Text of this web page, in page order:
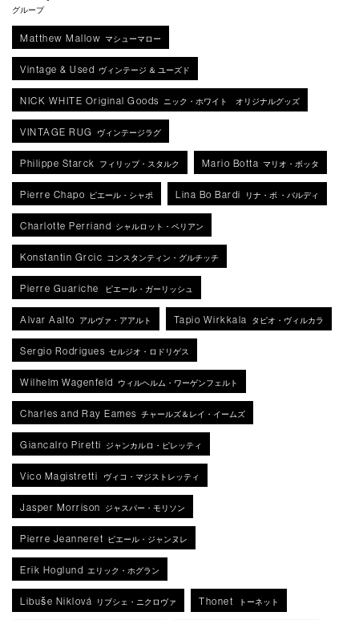
グループ
Matthew Mallow マシューマロー
Vintage & Used ヴィンテージ ＆ ユーズド
NICK WHITE Original Goods ニック・ホワイト オリジナルグッズ
VINTAGE RUG ヴィンテージラグ
Philippe Starck フィリップ・スタルク Mario Botta マリオ・ボッタ
Pierre Chapo ピエール・シャポ Lina Bo Bardi リナ・ボ ・バルディ
Charlotte Perriand シャルロット・ペリアン
Konstantin Grcic コンスタンティン・グルチッチ
Pierre Guariche ピエール・ガーリッシュ
Alvar Aalto アルヴァ・アアルト Tapio Wirkkala タピオ・ヴィルカラ
Sergio Rodrigues セルジオ・ロドリゲス
Wilhelm Wagenfeld ウィルヘルム・ワーゲンフェルト
Charles and Ray Eames チャールズ＆レイ・イームズ
Giancalro Piretti ジャンカルロ・ピレッティ
Vico Magistretti ヴィコ・マジストレッティ
Jasper Morrison ジャスパー・モリソン
Pierre Jeanneret ピエール・ジャンヌレ
Erik Hoglund エリック・ホグラン
Libuše Niklová リブシェ・ニクロヴァ Thonet トーネット